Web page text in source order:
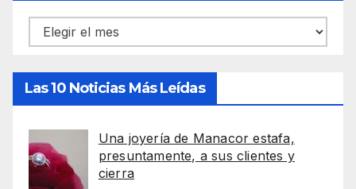
Archivos
Las 10 Noticias Más Leídas
Una joyería de Manacor estafa,
presuntamente, a sus clientes y
cierra